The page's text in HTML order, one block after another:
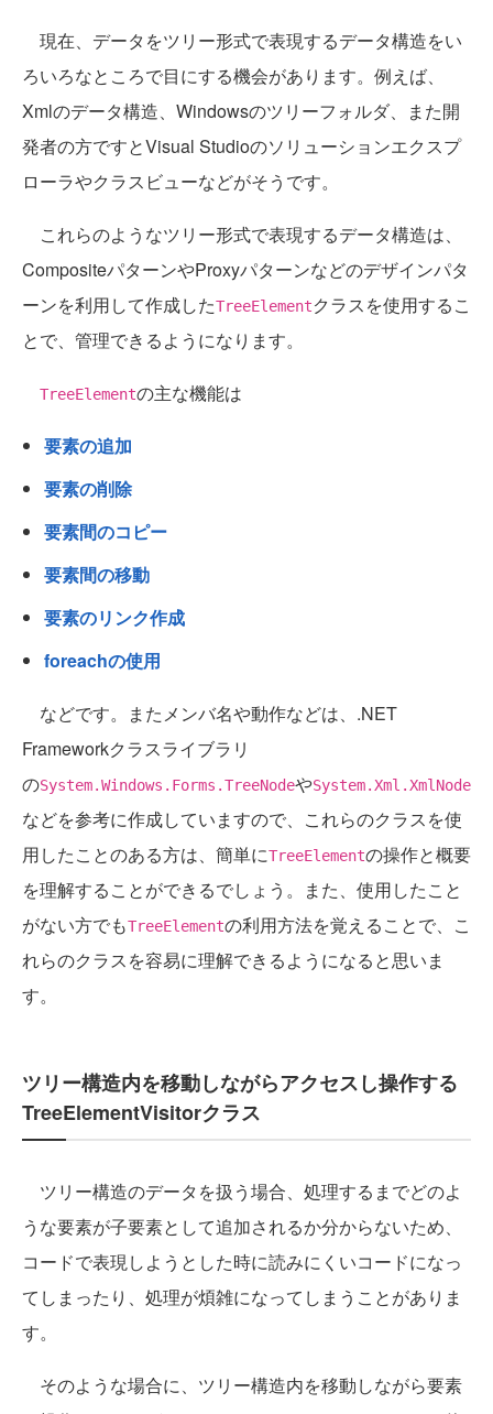
現在、データをツリー形式で表現するデータ構造をい
ろいろなところで目にする機会があります。例えば、
Xmlのデータ構造、Windowsのツリーフォルダ、また開
発者の方ですとVisual Studioのソリューションエクスプ
ローラやクラスビューなどがそうです。
これらのようなツリー形式で表現するデータ構造は、
CompositeパターンやProxyパターンなどのデザインパタ
ーンを利用して作成したTreeElementクラスを使用するこ
とで、管理できるようになります。
TreeElementの主な機能は
要素の追加
要素の削除
要素間のコピー
要素間の移動
要素のリンク作成
foreachの使用
などです。またメンバ名や動作などは、.NET
Frameworkクラスライブラリ
のSystem.Windows.Forms.TreeNodeやSystem.Xml.XmlNode
などを参考に作成していますので、これらのクラスを使
用したことのある方は、簡単にTreeElementの操作と概要
を理解することができるでしょう。また、使用したこと
がない方でもTreeElementの利用方法を覚えることで、こ
れらのクラスを容易に理解できるようになると思いま
す。
ツリー構造内を移動しながらアクセスし操作する
TreeElementVisitorクラス
ツリー構造のデータを扱う場合、処理するまでどのよ
うな要素が子要素として追加されるか分からないため、
コードで表現しようとした時に読みにくいコードになっ
てしまったり、処理が煩雑になってしまうことがありま
す。
そのような場合に、ツリー構造内を移動しながら要素